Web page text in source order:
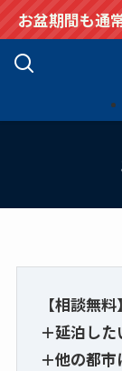
お盆期間も通
【相談無
＋延泊した
＋他の都